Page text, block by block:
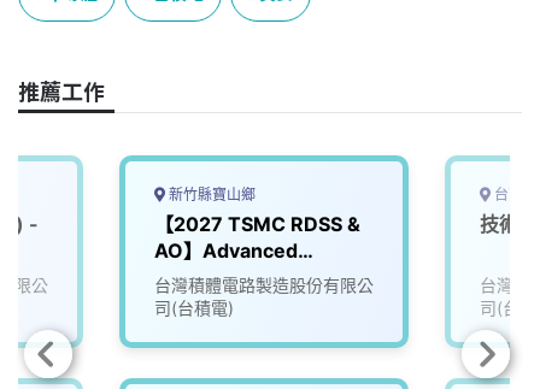
b
o
k
a
n
L
k
推薦工作
) -
限公
新竹縣寶山鄉
【2027 TSMC RDSS &
AO】Advanced
Packaging Technology
and Service Engineer
台灣積體電路製造股份有限公
司(台積電)
台南
技術
台灣積
司(台